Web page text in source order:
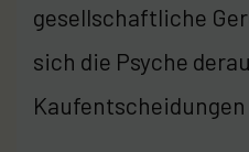
gesellschaftliche
sich die Psyche
Kaufentscheidungen